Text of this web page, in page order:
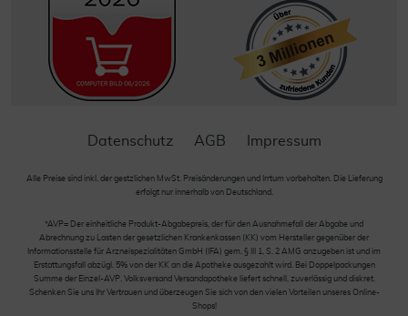
Datenschutz AGB Impressum
Alle Preise sind inkl. der gestzlichen MwSt. Preisänderungen und Irrtum vorbehalten. Die Lieferung
erfolgt nur innerhalb von Deutschland.
*AVP= Der einheitliche Produkt-Abgabepreis, der für den Ausnahmefall der Abgabe und
Abrechnung zu Lasten der gesetzlichen Krankenkassen (KK) vom Hersteller gegenüber der
Informationsstelle für Arzneispezialitäten GmbH (IFA) gem. § III 1, S. 2 AMG anzugeben ist und im
Erstattungsfall abzügl. 5% von der KK an die Apotheke ausgezahlt wird. Bei Doppelpackungen
Summe der Einzel-AVP. Volksversand Versandapotheke liefert schnell, zuverlässig und diskret.
Schenken Sie uns Ihr Vertrauen und überzeugen Sie sich von den vielen Vorteilen unseres Online-
Shops!